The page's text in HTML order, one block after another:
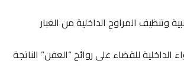
المراوح الداخلية من الغبار
للقضاء على روائح “العفن” الناتجة